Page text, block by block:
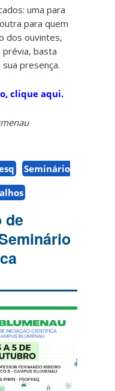
uma para
para quem
dos ouvintes,
prévia, basta
presença.
clique aqui.
Seminário
de